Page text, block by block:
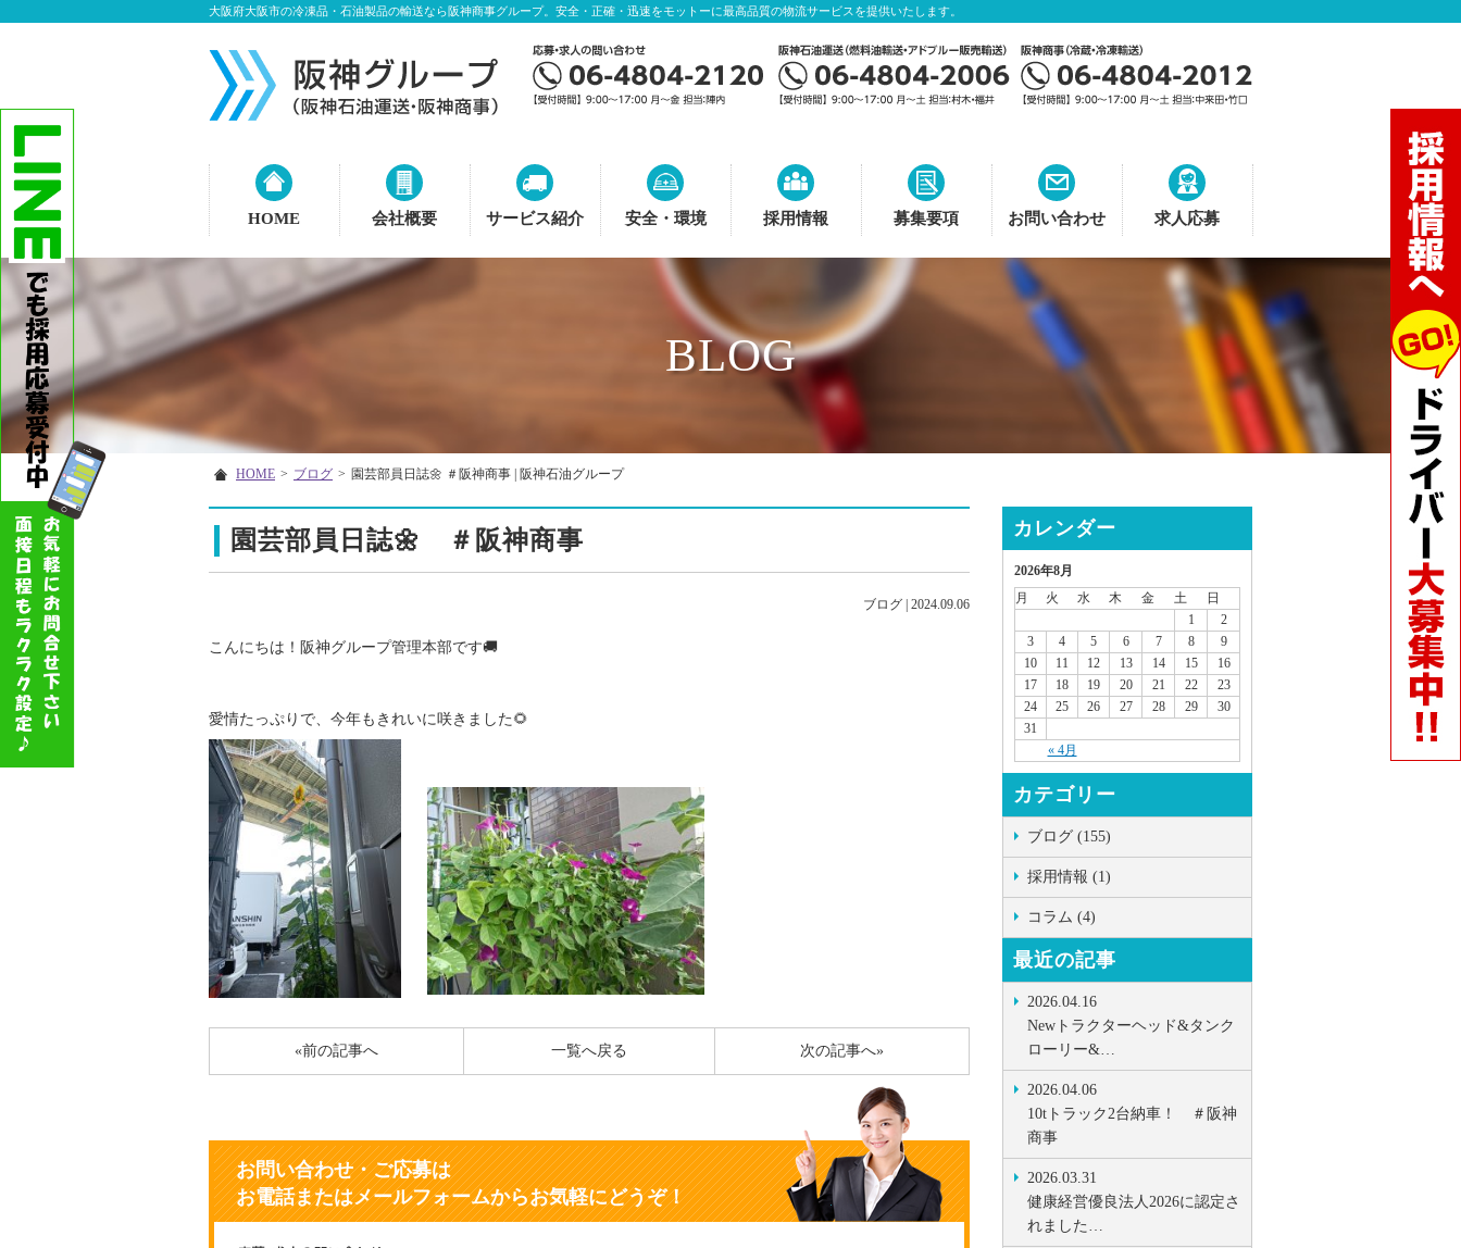
大阪府大阪市の冷凍品・石油製品の輸送なら阪神商事グループ。安全・正確・迅速をモットーに最高品質の物流サービスを提供いたします。
HOME 会社概要 サービス紹介 安全・環境 採用情報 募集要項 お問い合わせ 求人応募
BLOG
HOME > ブログ > 園芸部員日誌🌼 ＃阪神商事 | 阪神石油グループ
園芸部員日誌🌼 ＃阪神商事
ブログ 2024.09.06
こんにちは！阪神グループ管理本部です🚚
愛情たっぷりで、今年もきれいに咲きました🌻
«前の記事へ 次の記事へ»
一覧へ戻る
お問い合わせ・ご応募は
お電話またはメールフォームからお気軽にどうぞ！
カレンダー
2026年8月
月
火 水 木 金 土 日
« 4月
1
2
3
4 5 6 7 8
9
10
11 12 13 14 15
16
17
18 19 20 21 22
23
24
25 26 27 28 29
30
31
カテゴリー
ブログ (155)
採用情報 (1)
コラム (4)
最近の記事
2026.04.16
Newトラクターヘッド&タンク
ローリー&…
2026.04.06
10tトラック2台納車！ ＃阪神
商事
2026.03.31
健康経営優良法人2026に認定さ
れました…